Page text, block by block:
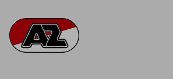
Footer
Ga naar onze homepage